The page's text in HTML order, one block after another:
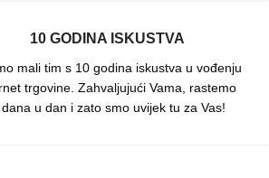
10 GODINA ISKUSTVA
mali tim s 10 godina iskustva u vođenju
trgovine. Zahvaljujući Vama, rastemo
dana u dan i zato smo uvijek tu za Vas!